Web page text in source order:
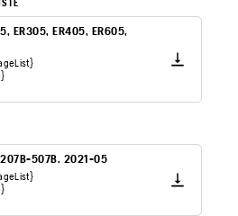
ER305, ER405, ER605,
207B-507B. 2021-05